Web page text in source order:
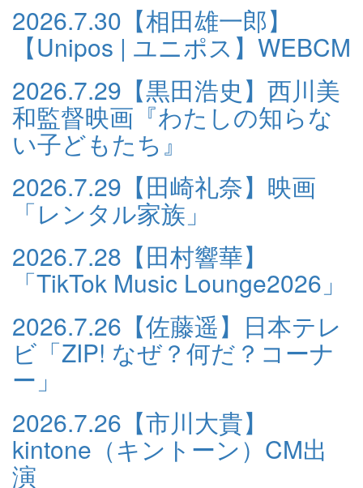
2026.7.30 【相田雄一郎】
【Unipos | ユニポス】WEBCM
2026.7.29 【黒田浩史】西川美
和監督映画『わたしの知らな
い子どもたち』
2026.7.29 【田崎礼奈】映画
「レンタル家族」
2026.7.28 【田村響華】
「TikTok Music Lounge2026」
2026.7.26 【佐藤遥】日本テレ
ビ「ZIP! なぜ？何だ？コーナ
ー」
2026.7.26 【市川大貴】
kintone（キントーン）CM出
演